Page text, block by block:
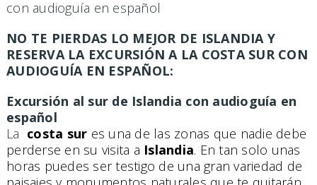
NO TE PIERDAS LO MEJOR DE ISLANDIA Y
RESERVA LA EXCURSIÓN A LA COSTA SUR CON
AUDIOGUÍA EN ESPAÑOL:
Excursión al sur de Islandia con audioguía en
español
La costa sur es una de las zonas que nadie debe
perderse en su visita a Islandia. En tan solo unas
horas puedes ser testigo de una gran variedad de